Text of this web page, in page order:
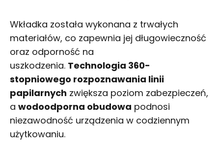
Wkładka została wykonana z trwałych
materiałów, co zapewnia jej długowieczność
oraz odporność na
uszkodzenia. Technologia 360-
stopniowego rozpoznawania linii
papilarnych zwiększa poziom zabezpieczeń,
a wodoodporna obudowa podnosi
niezawodność urządzenia w codziennym
użytkowaniu.